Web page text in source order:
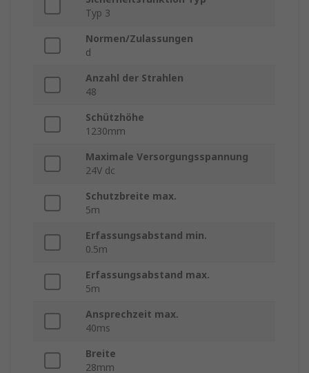
Typ 3
Normen/Zulassungen
d
Anzahl der Strahlen
48
Schützhöhe
1230mm
Maximale Versorgungsspannung
24V dc
Schutzbreite max.
5m
Erfassungsabstand min.
0.5m
Erfassungsabstand max.
5m
Ansprechzeit max.
40ms
Breite
28mm